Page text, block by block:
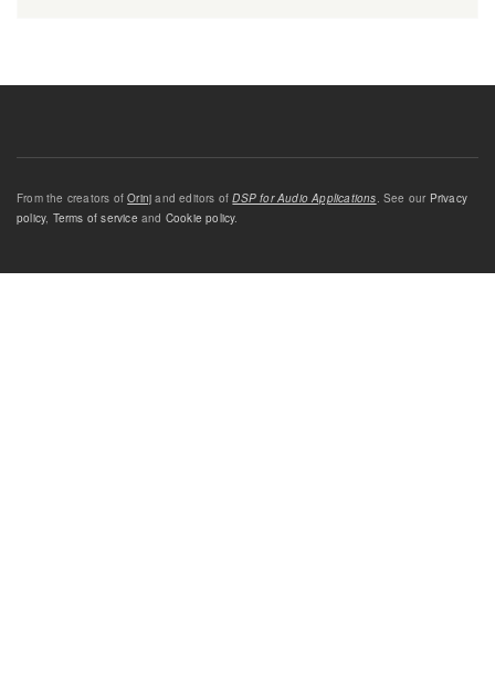
From the creators ofOrinj and editors ofDSP for Audio Applications. See our Privacy
policy, Terms of service and Cookie policy.